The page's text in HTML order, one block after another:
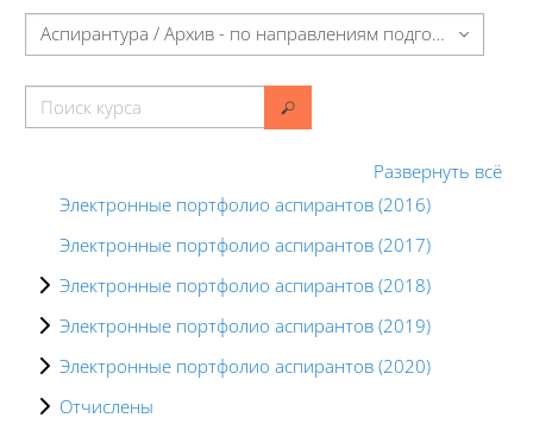
Категории курсов
Поиск курса
Поиск курса
Развернуть всё
Электронные портфолио аспирантов (2016)
Электронные портфолио аспирантов (2017)
Электронные портфолио аспирантов (2018)
Электронные портфолио аспирантов (2019)
Электронные портфолио аспирантов (2020)
Отчислены